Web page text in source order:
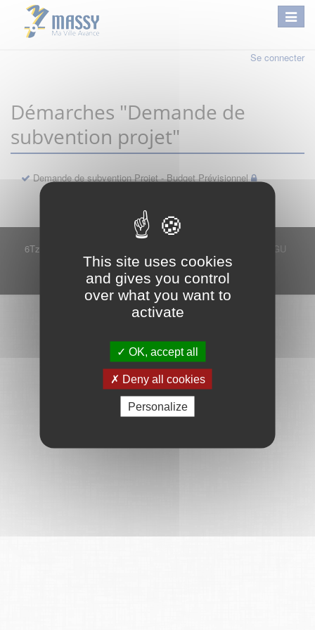
Se connecter
Démarches "Demande de
subvention projet"
Demande de subvention Projet - Budget Prévisionnel
6Tzen ©2015 - Tous droits réservés
CGU
Plan du site
FAQ
Contact
Ce service est proposé par6Tzen
This site uses cookies
and gives you control
over what you want to
activate
OK, accept all
Deny all cookies
Personalize